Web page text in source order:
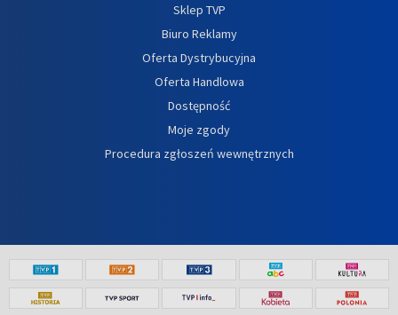
Sklep TVP
Biuro Reklamy
Oferta Dystrybucyjna
Oferta Handlowa
Dostępność
Moje zgody
Procedura zgłoszeń wewnętrznych